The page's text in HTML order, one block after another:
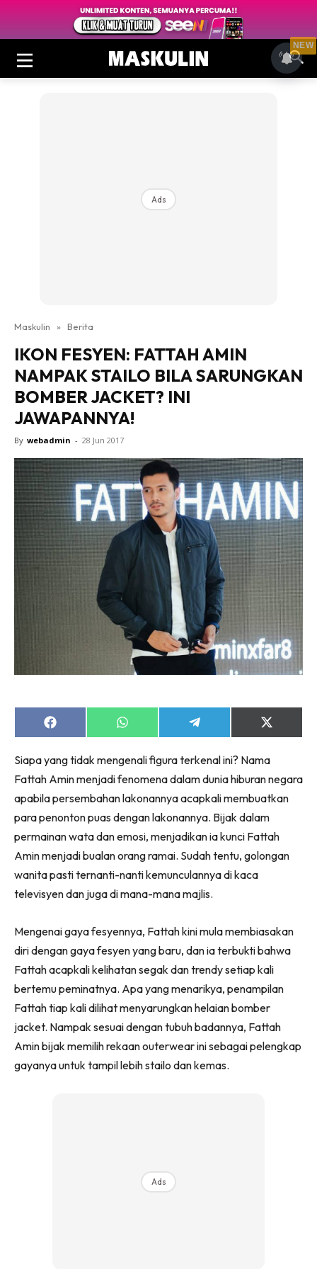
Ads
Maskulin » Berita
IKON FESYEN: FATTAH AMIN
NAMPAK STAILO BILA SARUNGKAN
BOMBER JACKET? INI
JAWAPANNYA!
By webadmin - 28 Jun 2017
Share
on
Share
on
Share
on
Share
on
(Twitter)
Siapa yang tidak mengenali figura terkenal ini? Nama
Fattah Amin menjadi fenomena dalam dunia hiburan negara
apabila persembahan lakonannya acapkali membuatkan
para penonton puas dengan lakonannya. Bijak dalam
permainan wata dan emosi, menjadikan ia kunci Fattah
Amin menjadi bualan orang ramai. Sudah tentu, golongan
wanita pasti ternanti-nanti kemunculannya di kaca
televisyen dan juga di mana-mana majlis.
Mengenai gaya fesyennya, Fattah kini mula membiasakan
diri dengan gaya fesyen yang baru, dan ia terbukti bahwa
Fattah acapkali kelihatan segak dan trendy setiap kali
bertemu peminatnya. Apa yang menarikya, penampilan
Fattah tiap kali dilihat menyarungkan helaian bomber
jacket. Nampak sesuai dengan tubuh badannya, Fattah
Amin bijak memilih rekaan outerwear ini sebagai pelengkap
gayanya untuk tampil lebih stailo dan kemas.
Ads
NEW